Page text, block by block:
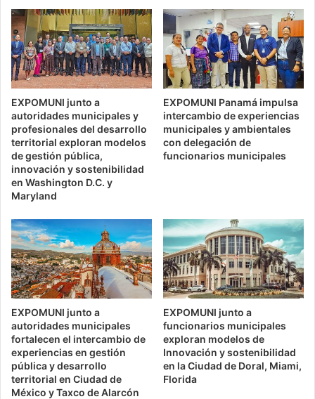
EXPOMUNI junto a
autoridades municipales y
profesionales del desarrollo
territorial exploran modelos
de gestión pública,
innovación y sostenibilidad
en Washington D.C. y
Maryland
EXPOMUNI Panamá impulsa
intercambio de experiencias
municipales y ambientales
con delegación de
funcionarios municipales
EXPOMUNI junto a
autoridades municipales
fortalecen el intercambio de
experiencias en gestión
pública y desarrollo
territorial en Ciudad de
México y Taxco de Alarcón
EXPOMUNI junto a
funcionarios municipales
exploran modelos de
Innovación y sostenibilidad
en la Ciudad de Doral, Miami,
Florida